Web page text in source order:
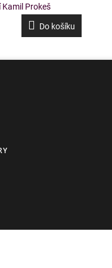
Prokeš
Do košíku